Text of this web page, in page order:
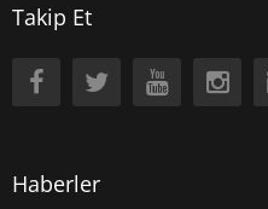
Takip Et
Haberler